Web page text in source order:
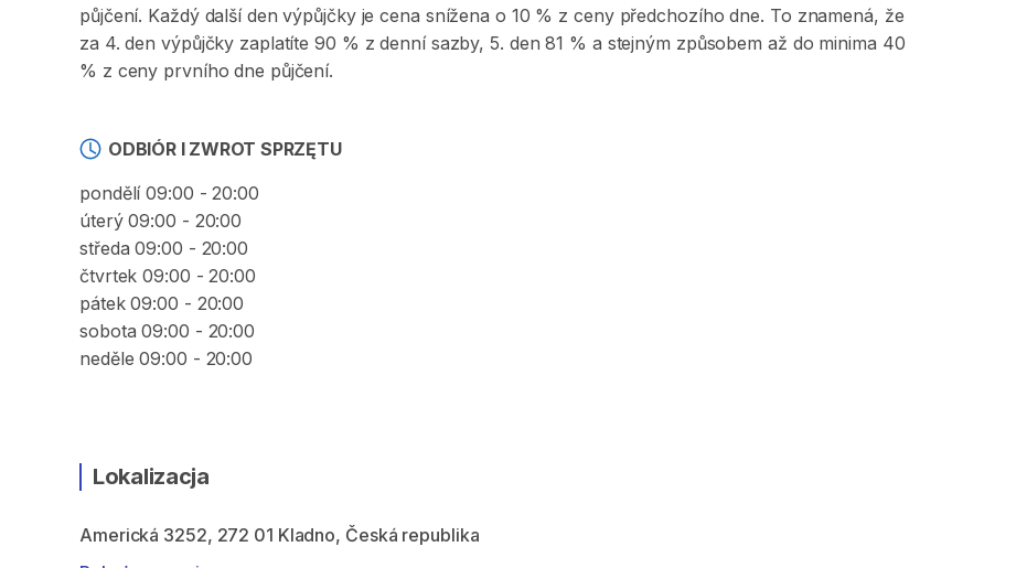
půjčení. Každý další den výpůjčky je cena snížena o 10 % z ceny předchozího dne. To znamená, že
za 4. den výpůjčky zaplatíte 90 % z denní sazby, 5. den 81 % a stejným způsobem až do minima 40
% z ceny prvního dne půjčení.
ODBIÓR I ZWROT SPRZĘTU
pondělí 09:00 - 20:00
úterý 09:00 - 20:00
středa 09:00 - 20:00
čtvrtek 09:00 - 20:00
pátek 09:00 - 20:00
sobota 09:00 - 20:00
neděle 09:00 - 20:00
Lokalizacja
Americká 3252, 272 01 Kladno, Česká republika